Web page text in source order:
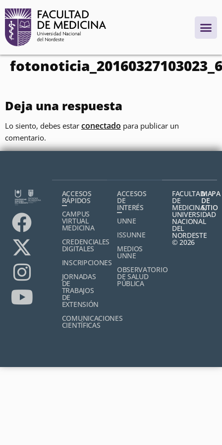
contenido
Deja una respuesta
Lo siento, debes estar conectado para publicar un
comentario.
ACCESOS
RÁPIDOS
CAMPUS
VIRTUAL
MEDICINA
CREDENCIALES
DIGITALES
INSCRIPCIONES
JORNADAS
DE
TRABAJOS
DE
EXTENSIÓN
COMUNICACIONES
CIENTÍFICAS
ACCESOS
DE
INTERÉS
UNNE
ISSUNNE
MEDIOS
UNNE
OBSERVATORIO
DE SALUD
PÚBLICA
FACULTAD
DE
MEDICINA,
UNIVERSIDAD
NACIONAL
DEL
NORDESTE
© 2026
MAPA
DE
SITIO